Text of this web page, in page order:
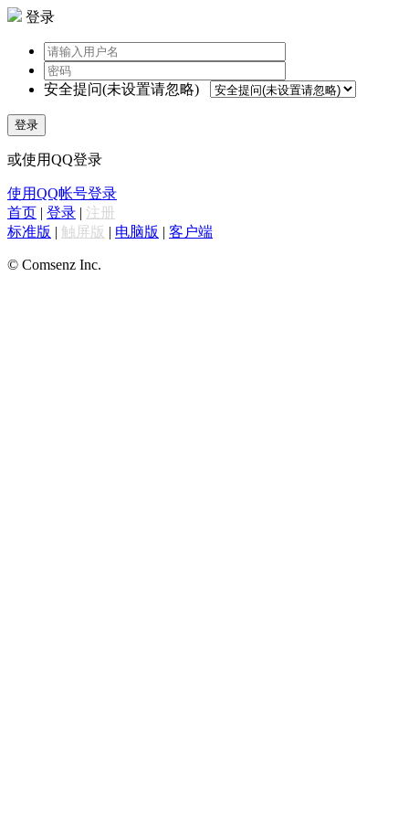
登录
安全提问(未设置请忽略)
登录
或使用QQ登录
使用QQ帐号登录
首页 | 登录 | 注册
标准版 | 触屏版 | 电脑版 | 客户端
© Comsenz Inc.